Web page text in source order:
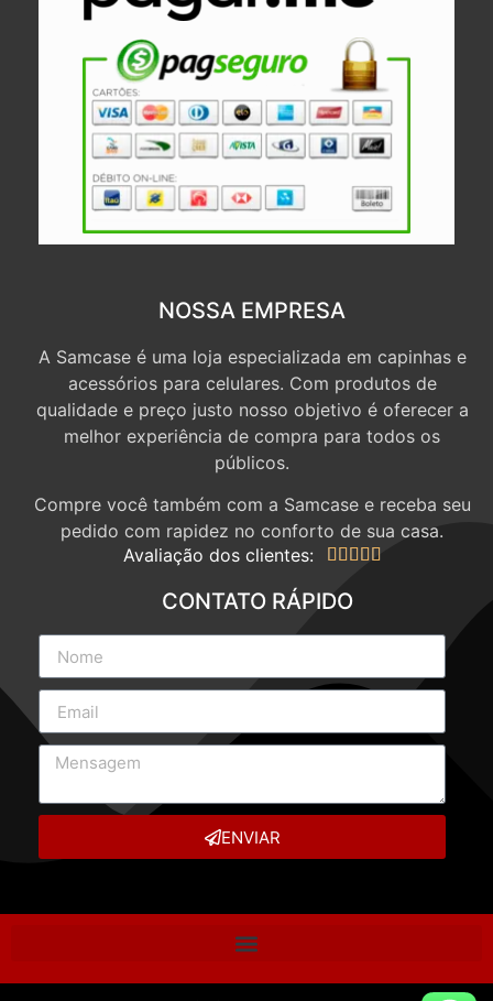
NOSSA EMPRESA
A Samcase é uma loja especializada em capinhas e
acessórios para celulares. Com produtos de
qualidade e preço justo nosso objetivo é oferecer a
melhor experiência de compra para todos os
públicos.
Compre você também com a Samcase e receba seu
pedido com rapidez no conforto de sua casa.
Avaliação dos clientes:
    
CONTATO RÁPIDO
ENVIAR